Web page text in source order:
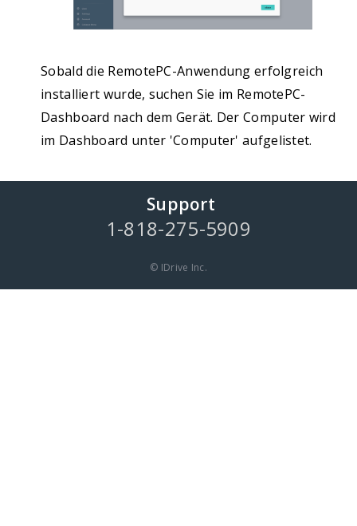
Sobald die RemotePC-Anwendung erfolgreich
installiert wurde, suchen Sie im RemotePC-
Dashboard nach dem Gerät. Der Computer wird
im Dashboard unter 'Computer' aufgelistet.
Support
1-818-275-5909
© IDrive Inc.